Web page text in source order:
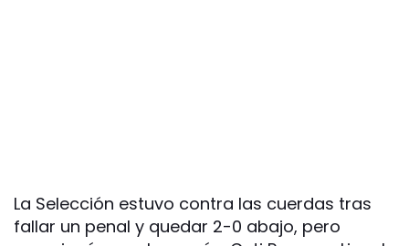
La Selección estuvo contra las cuerdas tras
fallar un penal y quedar 2-0 abajo, pero